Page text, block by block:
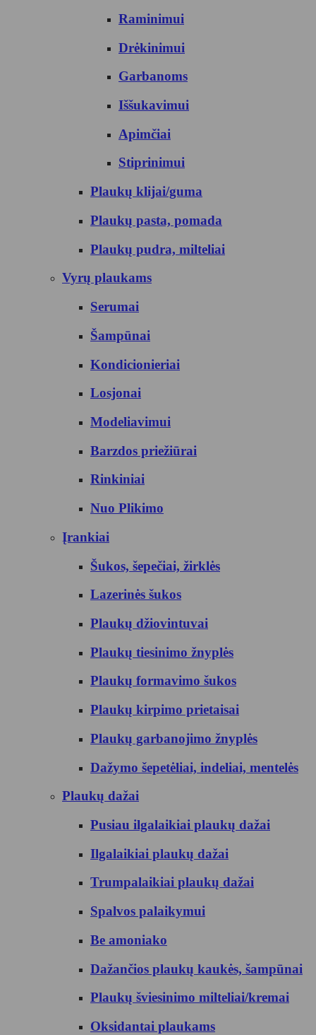
Raminimui
Drėkinimui
Garbanoms
Iššukavimui
Apimčiai
Stiprinimui
Plaukų klijai/guma
Plaukų pasta, pomada
Plaukų pudra, milteliai
Vyrų plaukams
Serumai
Šampūnai
Kondicionieriai
Losjonai
Modeliavimui
Barzdos priežiūrai
Rinkiniai
Nuo Plikimo
Įrankiai
Šukos, šepečiai, žirklės
Lazerinės šukos
Plaukų džiovintuvai
Plaukų tiesinimo žnyplės
Plaukų formavimo šukos
Plaukų kirpimo prietaisai
Plaukų garbanojimo žnyplės
Dažymo šepetėliai, indeliai, mentelės
Plaukų dažai
Pusiau ilgalaikiai plaukų dažai
Ilgalaikiai plaukų dažai
Trumpalaikiai plaukų dažai
Spalvos palaikymui
Be amoniako
Dažančios plaukų kaukės, šampūnai
Plaukų šviesinimo milteliai/kremai
Oksidantai plaukams